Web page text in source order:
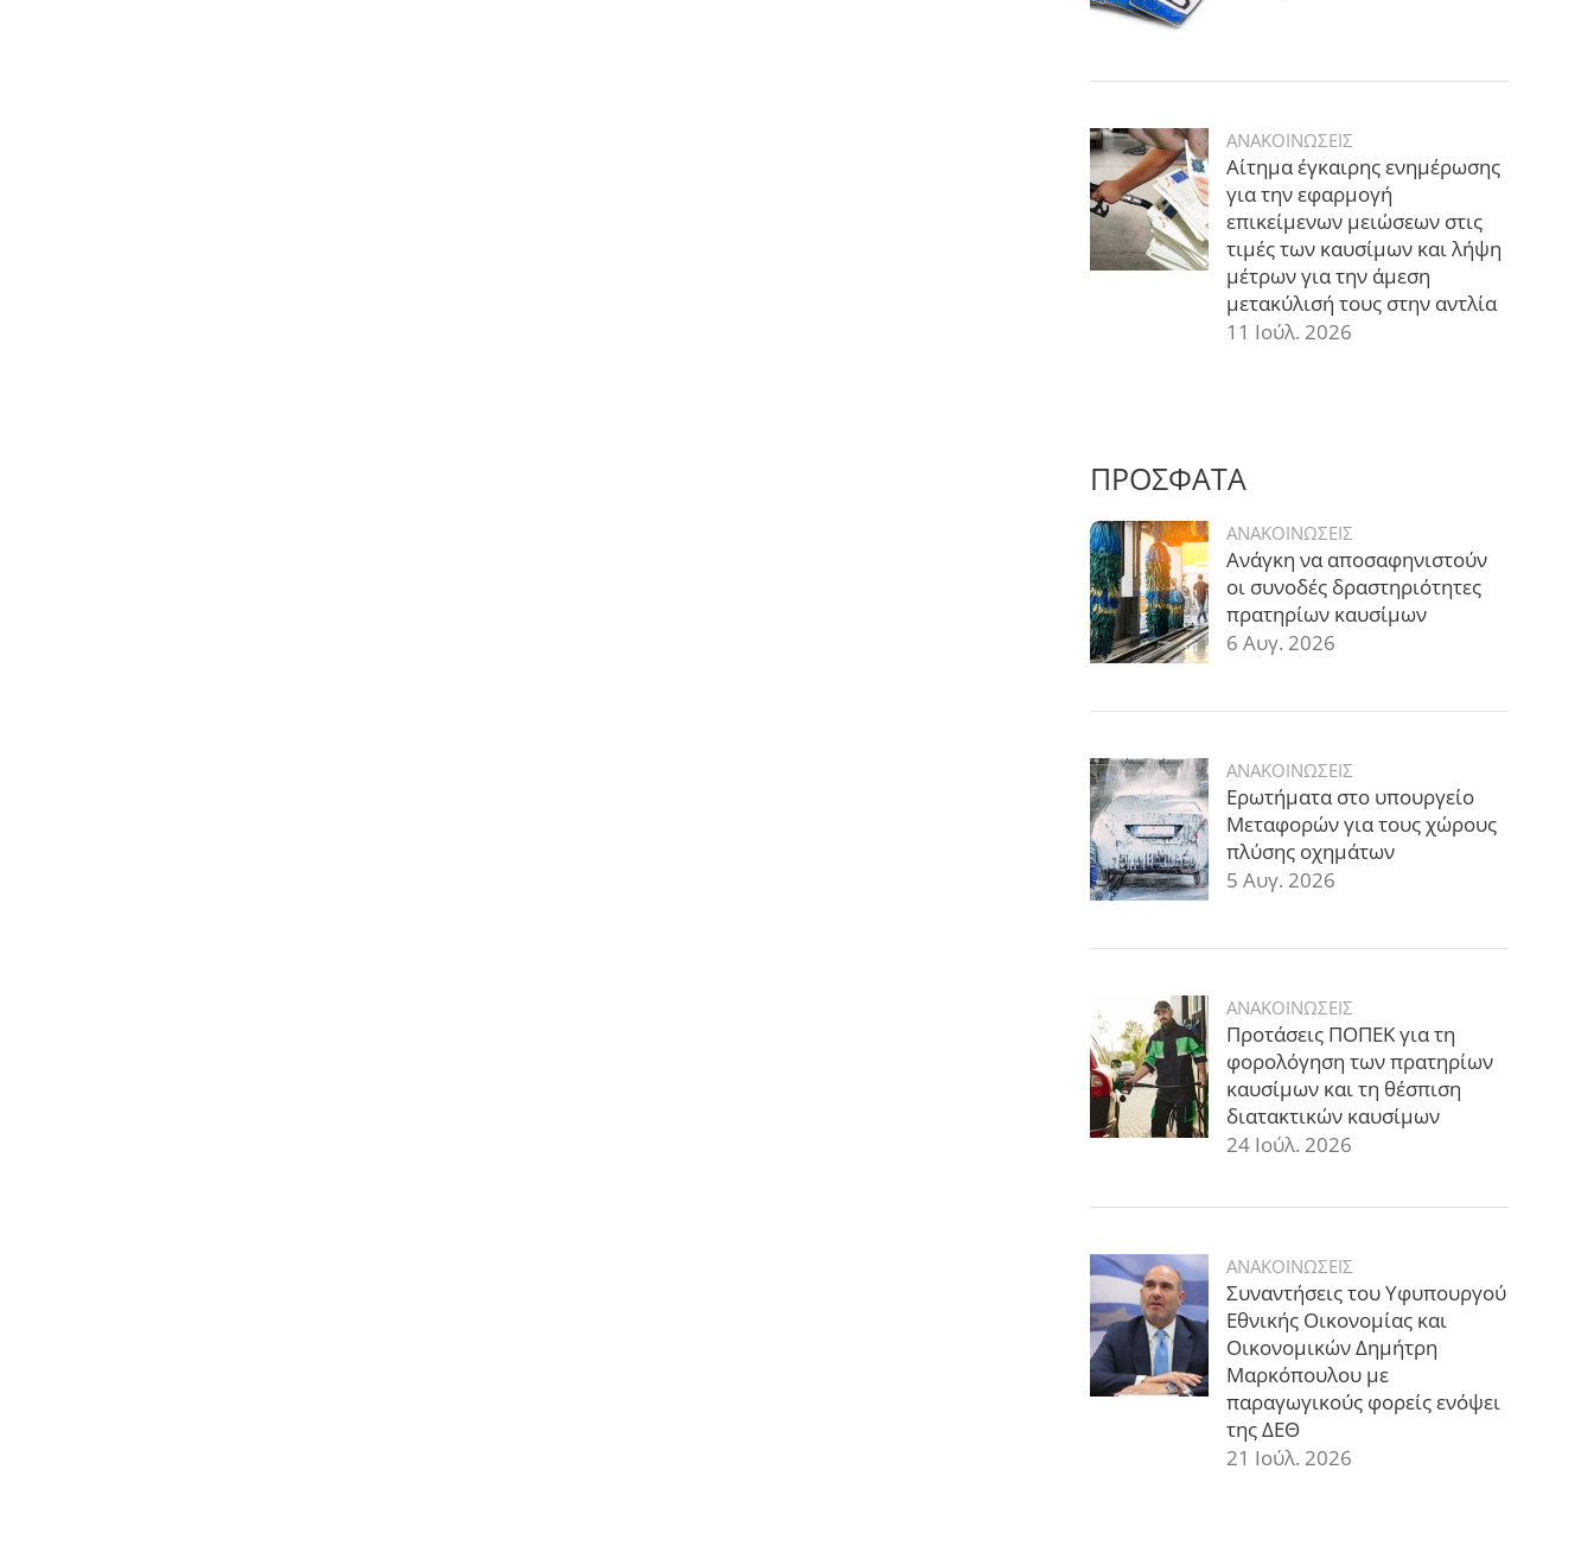
ΑΝΑΚΟΙΝΩΣΕΙΣ
Αίτημα έγκαιρης ενημέρωσης
για την εφαρμογή
επικείμενων μειώσεων στις
τιμές των καυσίμων και λήψη
μέτρων για την άμεση
μετακύλισή τους στην αντλία
11 Ιούλ. 2026
ΠΡΟΣΦΑΤΑ
ΑΝΑΚΟΙΝΩΣΕΙΣ
Ανάγκη να αποσαφηνιστούν
οι συνοδές δραστηριότητες
πρατηρίων καυσίμων
6 Αυγ. 2026
ΑΝΑΚΟΙΝΩΣΕΙΣ
Ερωτήματα στο υπουργείο
Μεταφορών για τους χώρους
πλύσης οχημάτων
5 Αυγ. 2026
ΑΝΑΚΟΙΝΩΣΕΙΣ
Προτάσεις ΠΟΠΕΚ για τη
φορολόγηση των πρατηρίων
καυσίμων και τη θέσπιση
διατακτικών καυσίμων
24 Ιούλ. 2026
ΑΝΑΚΟΙΝΩΣΕΙΣ
Συναντήσεις του Υφυπουργού
Εθνικής Οικονομίας και
Οικονομικών Δημήτρη
Μαρκόπουλου με
παραγωγικούς φορείς ενόψει
της ΔΕΘ
21 Ιούλ. 2026